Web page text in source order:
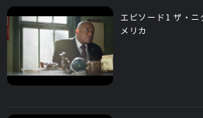
エピソード1 ザ・
メリカ